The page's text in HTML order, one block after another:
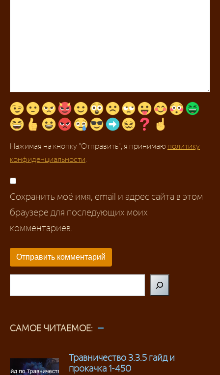
Нажимая на кнопку "Отправить", я принимаю политику
конфиденциальности.
Сохранить моё имя, email и адрес сайта в этом
браузере для последующих моих
комментариев.
САМОЕ ЧИТАЕМОЕ:
Травничество 3.3.5 гайд и
прокачка 1-450